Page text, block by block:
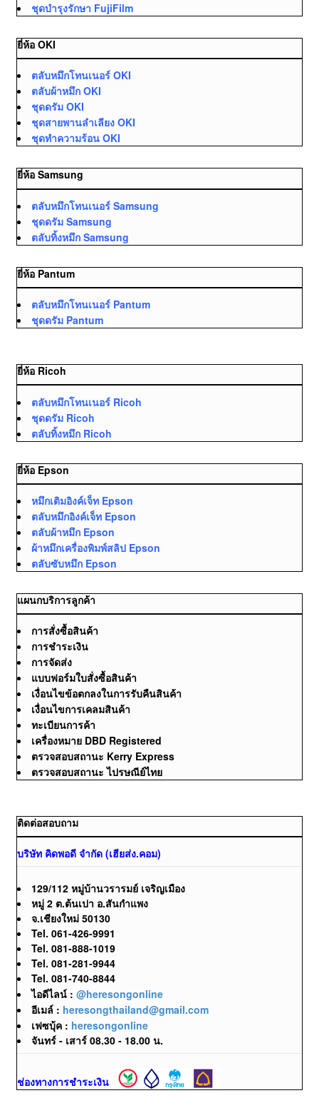
ชุดบำรุงรักษา FujiFilm
ยี่ห้อ OKI
ตลับหมึกโทนเนอร์ OKI
ตลับผ้าหมึก OKI
ชุดดรัม OKI
ชุดสายพานลำเลียง OKI
ชุดทำความร้อน OKI
ยี่ห้อ Samsung
ตลับหมึกโทนเนอร์ Samsung
ชุดดรัม Samsung
ตลับทิ้งหมึก Samsung
ยี่ห้อ Pantum
ตลับหมึกโทนเนอร์ Pantum
ชุดดรัม Pantum
ยี่ห้อ Ricoh
ตลับหมึกโทนเนอร์ Ricoh
ชุดดรัม Ricoh
ตลับทิ้งหมึก Ricoh
ยี่ห้อ Epson
หมึกเติมอิงค์เจ็ท Epson
ตลับหมึกอิงค์เจ็ท Epson
ตลับผ้าหมึก Epson
ผ้าหมึกเครื่องพิมพ์สลิป Epson
ตลับซับหมึก Epson
แผนกบริการลูกค้า
การสั่งซื้อสินค้า
การชำระเงิน
การจัดส่ง
แบบฟอร์มใบสั่งซื้อสินค้า
เงื่อนไขข้อตกลงในการรับคืนสินค้า
เงื่อนไขการเคลมสินค้า
ทะเบียนการค้า
เครื่องหมาย DBD Registered
ตรวจสอบสถานะ Kerry Express
ตรวจสอบสถานะ ไปรษณีย์ไทย
ติดต่อสอบถาม
บริษัท คิดพอดี จำกัด (เฮียส่ง.คอม)
129/112 หมู่บ้านวรารมย์ เจริญเมือง
หมู่ 2 ต.ต้นเปา อ.สันกำแพง
จ.เชียงใหม่ 50130
Tel. 061-426-9991
Tel. 081-888-1019
Tel. 081-281-9944
Tel. 081-740-8844
ไอดีไลน์ : @heresongonline
อีเมล์ : heresongthailand@gmail.com
เฟซบุ้ค : heresongonline
จันทร์ - เสาร์ 08.30 - 18.00 น.
ช่องทางการชำระเงิน